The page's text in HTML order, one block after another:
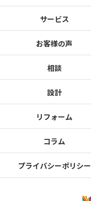
サービス
お客様の声
相談
設計
リフォーム
コラム
プライバシーポリシー